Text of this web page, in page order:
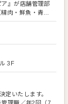
』が店舗管理部
肉・鮮魚・青
ていますので、
横串で通す労
なイベント企画
「縁の下の力持
という方はぜひ。
旗振り役として
◎お客様のご要
ベントやSNS
3F
定いたします。